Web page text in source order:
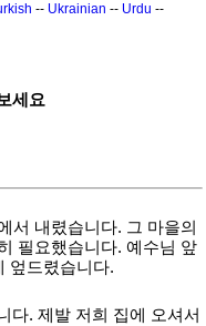
-- Ukrainian -- Urdu --
세요
서 내렸습니다. 그 마을의
필요했습니다. 예수님 앞
엎드렸습니다.
다. 제발 저희 집에 오셔서